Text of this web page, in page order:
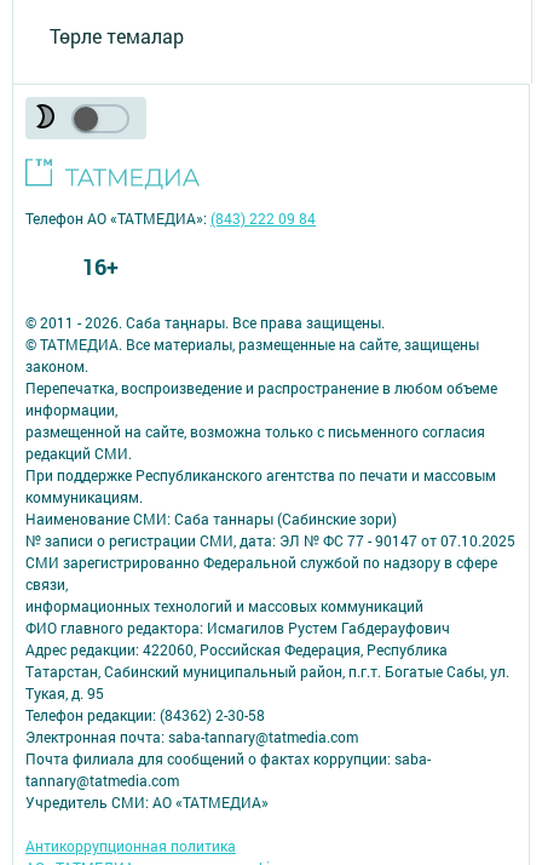
Төрле темалар
© 2011 - 2026. Саба таңнары. Все права защищены.
© ТАТМЕДИА. Все материалы, размещенные на сайте, защищены
законом.
Перепечатка, воспроизведение и распространение в любом объеме
информации,
размещенной на сайте, возможна только с письменного согласия
редакций СМИ.
При поддержке Республиканского агентства по печати и массовым
коммуникациям.
Наименование СМИ: Саба таннары (Сабинские зори)
№ записи о регистрации СМИ, дата: ЭЛ № ФС 77 - 90147 от 07.10.2025
СМИ зарегистрированно Федеральной службой по надзору в сфере
связи,
информационных технологий и массовых коммуникаций
ФИО главного редактора: Исмагилов Рустем Габдерауфович
Адрес редакции: 422060, Российская Федерация, Республика
Татарстан, Сабинский муниципальный район, п.г.т. Богатые Сабы, ул.
Тукая, д. 95
Телефон редакции: (84362) 2-30-58
Электронная почта: saba-tannary@tatmedia.com
Почта филиала для сообщений о фактах коррупции: saba-
tannary@tatmedia.com
Учредитель СМИ: АО «ТАТМЕДИА»
Антикоррупционная политика
Телефон АО «ТАТМЕДИА»:(843) 222 09 84
16+